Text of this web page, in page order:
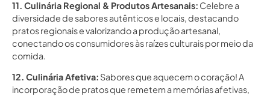
11. Culinária Regional & Produtos Artesanais: Celebre a
diversidade de sabores autênticos e locais, destacando
pratos regionais e valorizando a produção artesanal,
conectando os consumidores às raízes culturais por meio da
comida.
12. Culinária Afetiva: Sabores que aquecem o coração! A
incorporação de pratos que remetem a memórias afetivas,